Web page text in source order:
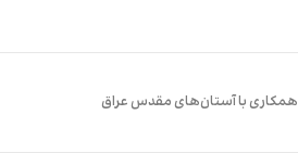
همکاری با آستان‌های مقدس عراق